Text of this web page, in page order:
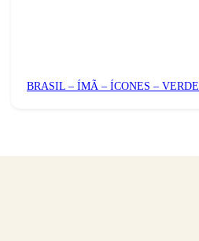
BRASIL – ÍMÃ – ÍCONES – VERDE